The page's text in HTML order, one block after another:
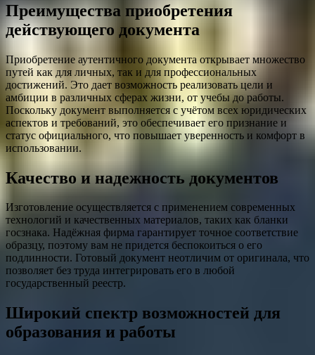
Преимущества приобретения
действующего документа
Приобретение аутентичного документа открывает множество
путей как для личных, так и для профессиональных
достижений. Это дает возможность реализовать цели и
амбиции в различных сферах жизни, от учебы до работы.
Поскольку документ выполняется с учётом всех юридических
аспектов и требований, это обеспечивает его признание и
статус официального, что повышает уверенность и комфорт в
использовании.
Качество и надежность документов
Изготовление осуществляется с применением современных
технологий и качественных материалов, таких как бланки
госзнака. Надёжная фирма гарантирует точное соответствие
образцу, поэтому вам не придется беспокоиться о его
подлинности. Готовый документ неотличим от оригинала, что
позволяет без труда интегрировать его в любой
государственный реестр.
Широкий спектр возможностей для
образования и работы